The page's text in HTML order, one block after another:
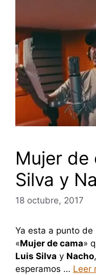
Mujer de
Silva y
18 octubre, 2017
Ya esta a punto
«Mujer de cama»
Luis Silva y Nacho
esperamos … Leer